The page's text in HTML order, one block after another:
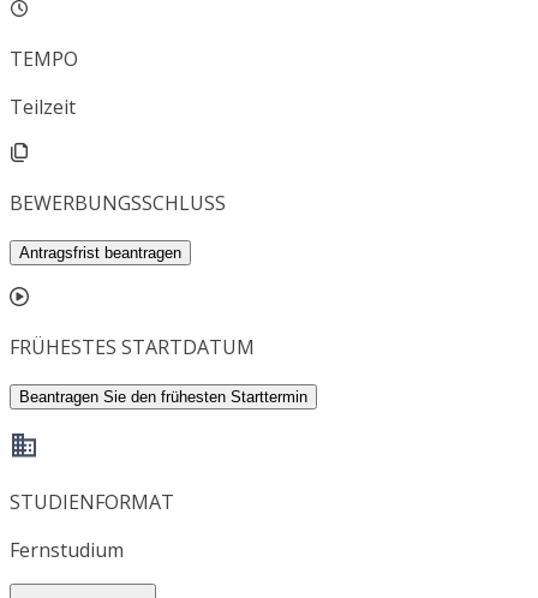
TEMPO
Teilzeit
BEWERBUNGSSCHLUSS
Antragsfrist beantragen
FRÜHESTES STARTDATUM
Beantragen Sie den frühesten Starttermin
STUDIENFORMAT
Fernstudium